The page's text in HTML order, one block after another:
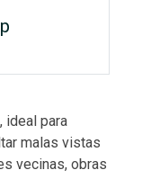
ideal para
malas vistas
vecinas, obras